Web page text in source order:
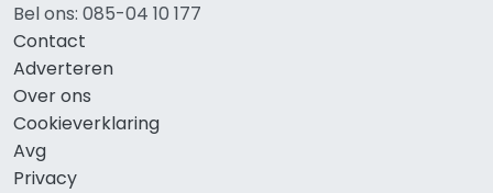
Bel ons: 085-04 10 177
Contact
Adverteren
Over ons
Cookieverklaring
Avg
Privacy